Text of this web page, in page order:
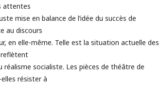
attentes
mise en balance de l’idée du succès de
au discours
en elle-même. Telle est la situation actuelle des
réalisme socialiste. Les pièces de théâtre de
résister à